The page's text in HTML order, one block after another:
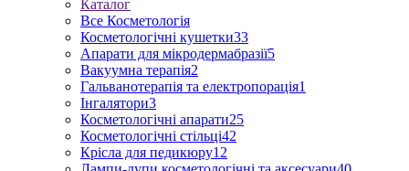
Каталог
Все Косметологія
Косметологічні кушетки33
Апарати для мікродермабразії5
Вакуумна терапія2
Гальванотерапія та електропорація1
Інгалятори3
Косметологічні апарати25
Косметологічні стільці42
Крісла для педикюру12